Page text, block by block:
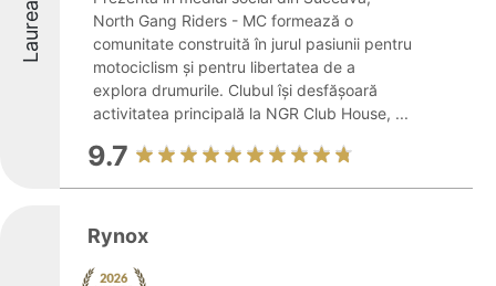
Laureați
North Gang Riders - MC formează o
comunitate construită în jurul pasiunii pentru
motociclism și pentru libertatea de a
explora drumurile. Clubul își desfășoară
activitatea principală la NGR Club House, ...
9.7
Rynox